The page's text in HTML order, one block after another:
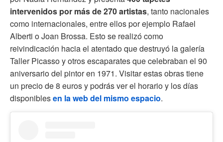
intervenidos por más de 270 artistas, tanto nacionales
como internacionales, entre ellos por ejemplo Rafael
Alberti o Joan Brossa. Esto se realizó como
reivindicación hacia el atentado que destruyó la galería
Taller Picasso y otros escaparates que celebraban el 90
aniversario del pintor en 1971. Visitar estas obras tiene
un precio de 8 euros y podrás ver el horario y los días
disponiblesen la web del mismo espacio.